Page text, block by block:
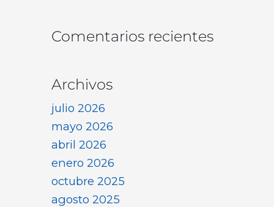
Comentarios recientes
Archivos
julio 2026
mayo 2026
abril 2026
enero 2026
octubre 2025
agosto 2025